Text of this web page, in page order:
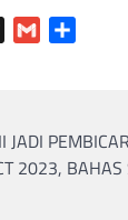
Threads
Gmail
JADI
2023,